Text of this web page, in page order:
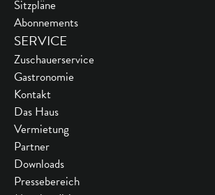
Sitzpläne
Abonnements
SERVICE
Zuschauerservice
Gastronomie
Kontakt
Das Haus
Vermietung
Partner
Downloads
Pressebereich